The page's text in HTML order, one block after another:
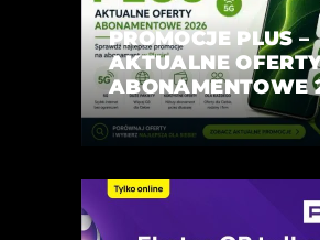
PROMOCJE PLUS –
AKTUALNE
ABONAMENTOWE